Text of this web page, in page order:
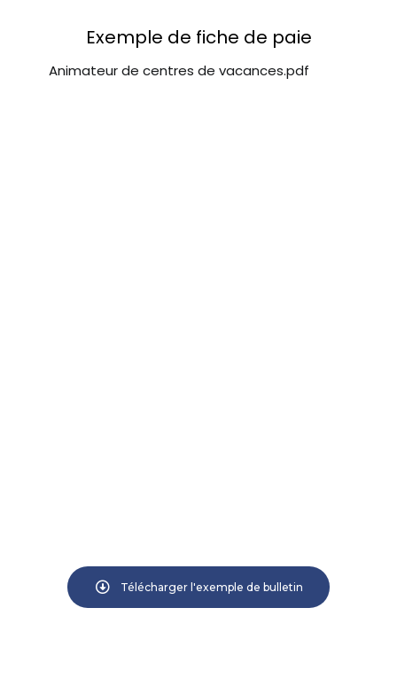
Exemple de fiche de paie
Animateur de centres de vacances.pdf
Télécharger l'exemple de bulletin